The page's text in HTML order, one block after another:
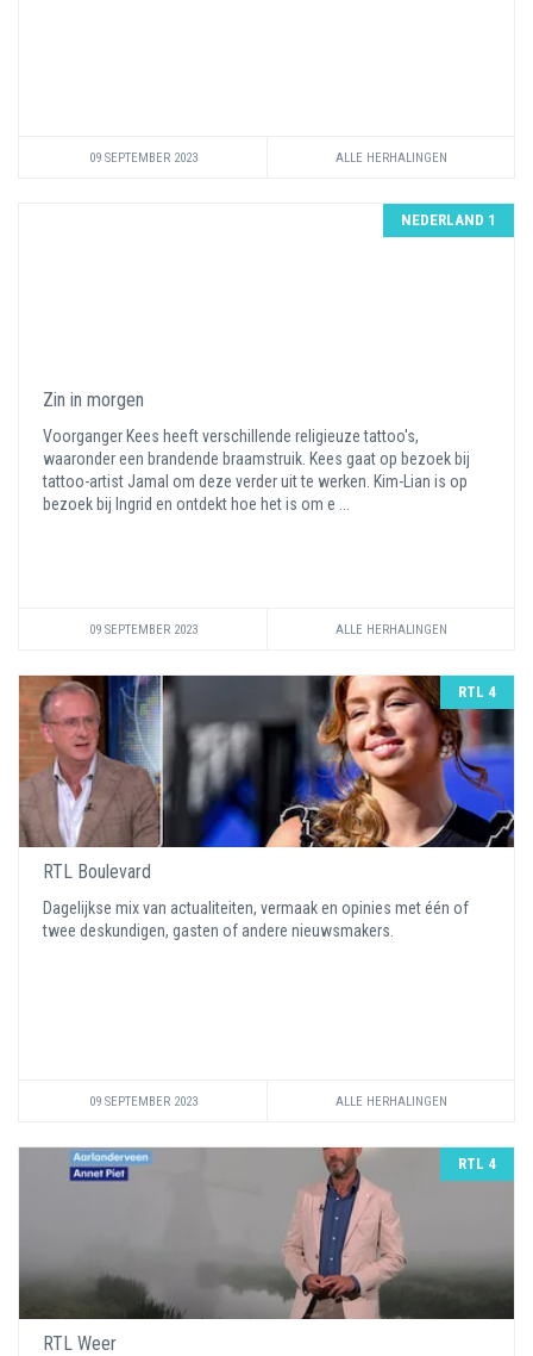
09 SEPTEMBER 2023 ALLE HERHALINGEN
NEDERLAND 1
Zin in morgen
Voorganger Kees heeft verschillende religieuze tattoo's,
waaronder een brandende braamstruik. Kees gaat op bezoek bij
tattoo-artist Jamal om deze verder uit te werken. Kim-Lian is op
bezoek bij Ingrid en ontdekt hoe het is om e ...
09 SEPTEMBER 2023 ALLE HERHALINGEN
RTL 4
RTL Boulevard
Dagelijkse mix van actualiteiten, vermaak en opinies met één of
twee deskundigen, gasten of andere nieuwsmakers.
09 SEPTEMBER 2023 ALLE HERHALINGEN
RTL 4
RTL Weer